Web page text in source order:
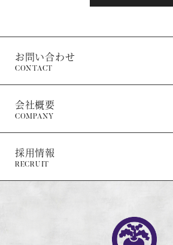
CONTACT
お問い合わせ
COMPANY
会社概要
RECRUIT
採用情報